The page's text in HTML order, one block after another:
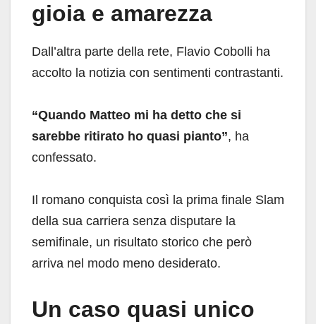
gioia e amarezza
Dall’altra parte della rete, Flavio Cobolli ha
accolto la notizia con sentimenti contrastanti.
“Quando Matteo mi ha detto che si
sarebbe ritirato ho quasi pianto”, ha
confessato.
Il romano conquista così la prima finale Slam
della sua carriera senza disputare la
semifinale, un risultato storico che però
arriva nel modo meno desiderato.
Un caso quasi unico